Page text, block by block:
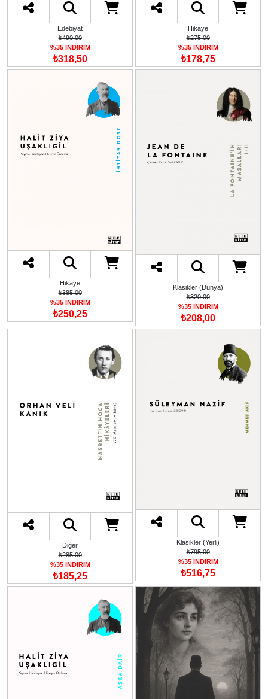
Edebiyat
₺490,00
%35 İNDİRİM
₺318,50
Hikaye
₺275,00
%35 İNDİRİM
₺178,75
Hikaye
₺385,00
%35 İNDİRİM
₺250,25
Klasikler (Dünya)
₺320,00
%35 İNDİRİM
₺208,00
Diğer
₺285,00
%35 İNDİRİM
₺185,25
Klasikler (Yerli)
₺795,00
%35 İNDİRİM
₺516,75